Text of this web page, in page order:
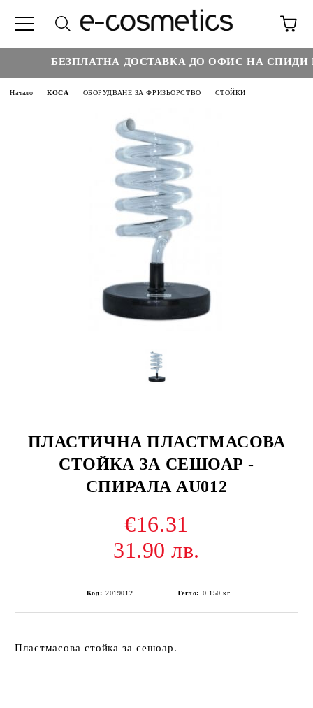
БЕЗПЛАТНА ДОСТАВКА ДО ОФИС НА СПИДИ
Начало КОСА ОБОРУДВАНЕ ЗА ФРИЗЬОРСТВО СТОЙКИ
ПЛАСТИЧНА ПЛАСТМАСОВА
СТОЙКА ЗА СЕШОАР -
СПИРАЛА AU012
€16.31
31.90 лв.
Код: 2019012 Тегло: 0.150 кг
Пластмасова стойка за сешоар.